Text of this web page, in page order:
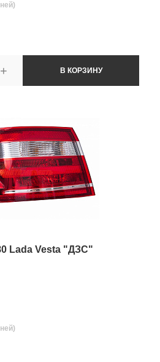
+ В КОРЗИНУ
Lada Vesta "ДЗС"